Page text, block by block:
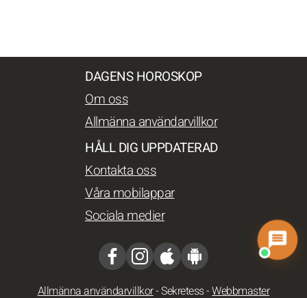
DAGENS HOROSKOP
Om oss
Allmänna användarvillkor
HÅLL DIG UPPDATERAD
Kontakta oss
Våra mobilappar
Sociala medier
Allmänna användarvillkor-Sekretess-Webbmaster